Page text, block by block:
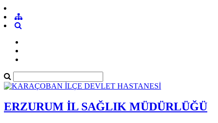
ERZURUM İL SAĞLIK MÜDÜRLÜĞÜ